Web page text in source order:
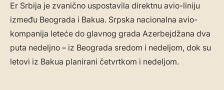
Er Srbija je zvanično uspostavila direktnu avio-liniju
između Beograda i Bakua. Srpska nacionalna avio-
kompanija leteće do glavnog grada Azerbejdžana dva
puta nedeljno – iz Beograda sredom i nedeljom, dok su
letovi iz Bakua planirani četvrtkom i nedeljom.